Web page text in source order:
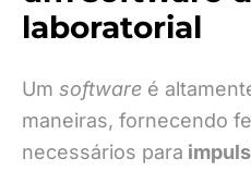
laboratorial
Um software é
maneiras, fornecendo
necessários para